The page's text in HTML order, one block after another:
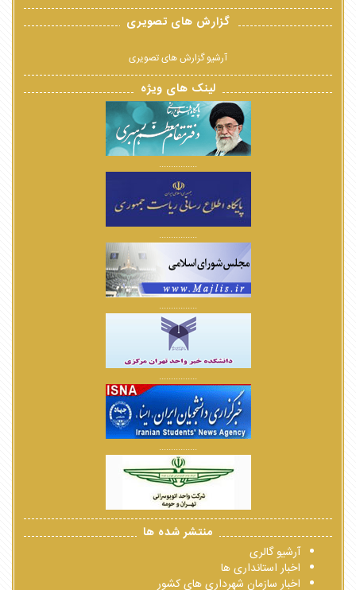
گزارش های تصویری
آرشیو گزارش های تصویری
لینک های ویژه
................
................
................
................
................
منتشر شده ها
آرشیو گالری
اخبار استانداری ها
اخبار سازمان شهرداری های کشور